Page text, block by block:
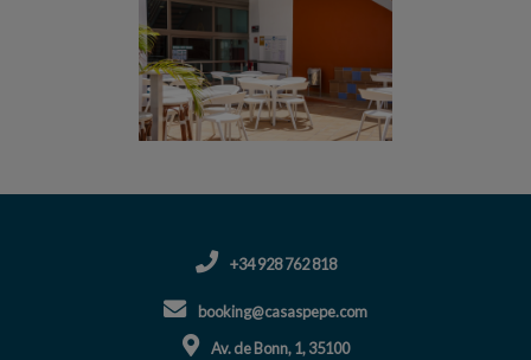
+34 928 762 818
booking@casaspepe.com
Av. de Bonn, 1, 35100